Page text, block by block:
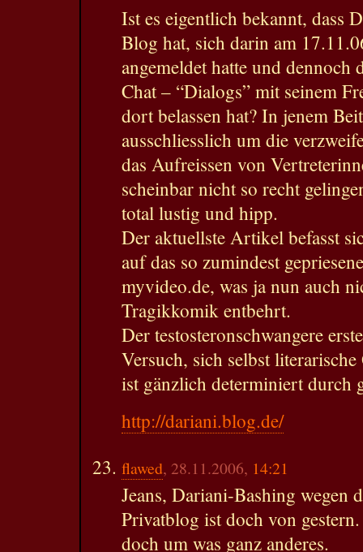
Ist es eigentlich bekannt, dass
Blog hat, sich darin am
angemeldet hatte und dennoch
Chat – “Dialogs” mit seinem
dort belassen hat? In jenem
ausschliesslich um die
das Aufreissen von
scheinbar nicht so recht
total lustig und hipp.
Der aktuellste Artikel befasst
auf das so zumindest
myvideo.de, was ja nun auch
Tragikkomik entbehrt.
Der testosteronschwangere
Versuch, sich selbst
ist gänzlich determiniert durch
http://dariani.blog.de/
flawed, 28.11.2006, 14:21
Jeans, Dariani-Bashing wegen
Privatblog ist doch von
doch um was ganz anderes.